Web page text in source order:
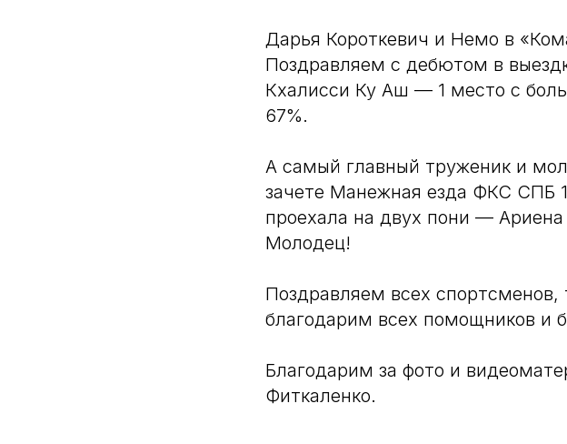
Дарья Короткевич и Немо в
Поздравляем с дебютом в
Кхалисси Ку Аш — 1 место с
67%.
А самый главный труженик и
зачете Манежная езда ФКС СПБ
проехала на двух пони —
Молодец!
Поздравляем всех спортсменов,
благодарим всех помощников и
Благодарим за фото и
Фиткаленко.